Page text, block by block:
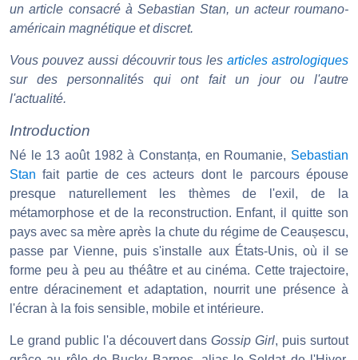
un article consacré à Sebastian Stan, un acteur roumano-
américain magnétique et discret.
Vous pouvez aussi découvrir tous lesarticles astrologiques
sur des personnalités qui ont fait un jour ou l'autre
l'actualité.
Introduction
Né le 13 août 1982 à Constanța, en Roumanie, Sebastian
Stan fait partie de ces acteurs dont le parcours épouse
presque naturellement les thèmes de l'exil, de la
métamorphose et de la reconstruction. Enfant, il quitte son
pays avec sa mère après la chute du régime de Ceaușescu,
passe par Vienne, puis s'installe aux États-Unis, où il se
forme peu à peu au théâtre et au cinéma. Cette trajectoire,
entre déracinement et adaptation, nourrit une présence à
l'écran à la fois sensible, mobile et intérieure.
Le grand public l'a découvert dansGossip Girl, puis surtout